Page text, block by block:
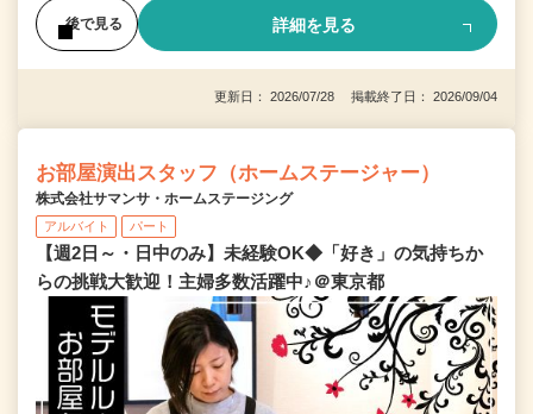
後で見る 詳細を見る
更新日： 2026/07/28 掲載終了日： 2026/09/04
お部屋演出スタッフ（ホームステージャー）
株式会社サマンサ・ホームステージング
アルバイト パート
【週2日～・日中のみ】未経験OK◆「好き」の気持ちか
らの挑戦大歓迎！主婦多数活躍中♪＠東京都